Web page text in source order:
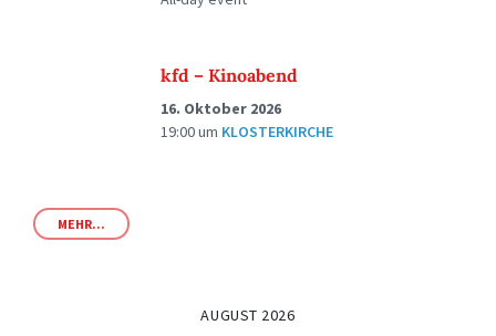
kfd – Kinoabend
16. Oktober 2026
19:00um KLOSTERKIRCHE
MEHR...
AUGUST 2026